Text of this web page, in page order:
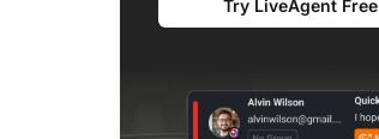
Try LiveAgent Free